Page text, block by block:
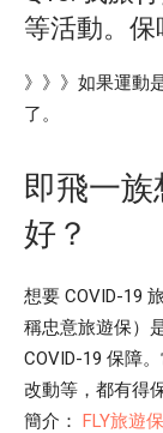
等活動。保
》》》如果運動
了。
即飛一
好？
想要 COVID-19
稱忠意旅遊保）
COVID-19 保障
改動等，都有得
簡介： FLY旅遊